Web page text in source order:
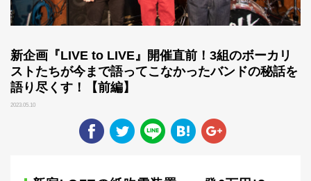
新企画『LIVE to LIVE』開催直前！3組のボーカリ
ストたちが今まで語ってこなかったバンドの秘話を
語り尽くす！【前編】
2023.05.10